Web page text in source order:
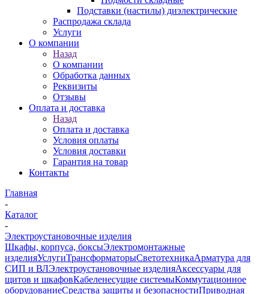
Подставки (настилы) диэлектрические
Распродажа склада
Услуги
О компании
Назад
О компании
Обработка данных
Реквизиты
Отзывы
Оплата и доставка
Назад
Оплата и доставка
Условия оплаты
Условия доставки
Гарантия на товар
Контакты
Главная
-
Каталог
-
Электроустановочные изделия
Шкафы, корпуса, боксыЭлектромонтажные
изделияУслугиТрансформаторыСветотехникаАрматура для
СИП и ВЛЭлектроустановочные изделияАксессуары для
щитов и шкафовКабеленесущие системыКоммутационное
оборудованиеСредства защиты и безопасностиПриводная